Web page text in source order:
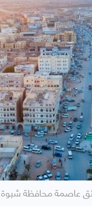
عاصمة محافظة